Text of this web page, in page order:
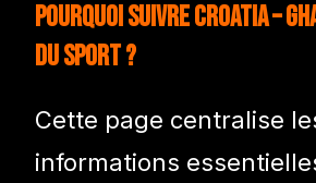
Pourquoi suivre Croatia –
du Sport ?
Cette page centralise
informations